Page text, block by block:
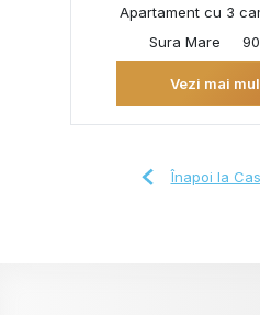
Apartament cu 3
Sura Mare
Vezi mai
Înapoi la